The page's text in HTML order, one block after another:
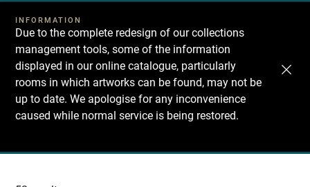
INFORMATION
Due to the complete redesign of our collections
management tools, some of the information
displayed in our online catalogue, particularly
rooms in which artworks can be found, may not be
up to date. We apologise for any inconvenience
caused while normal service is being restored.
Recherche